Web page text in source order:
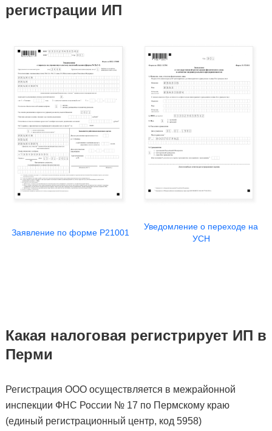
регистрации ИП
Заявление по форме Р21001
Уведомление о переходе на
УСН
Какая налоговая регистрирует ИП в
Перми
Регистрация ООО осуществляется в межрайонной
инспекции ФНС России № 17 по Пермскому краю
(единый регистрационный центр, код 5958)